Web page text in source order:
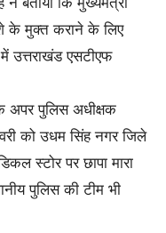
के मुक्त कराने के लिए
उत्तराखंड एसटीएफ
अपर पुलिस अधीक्षक
को उधम सिंह नगर जिले
स्टोर पर छापा मारा
पुलिस की टीम भी